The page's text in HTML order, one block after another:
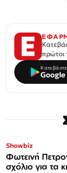
πρώτοι
Showbiz
Φωτεινή
σχόλιο για τα